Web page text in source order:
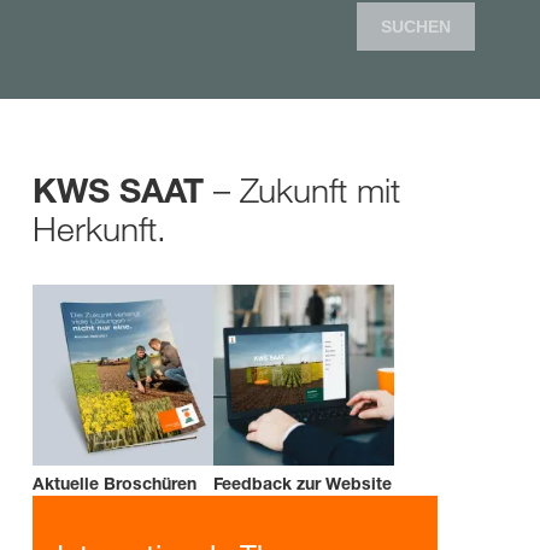
SUCHEN
KWS SAAT – Zukunft mit
Herkunft.
Aktuelle Broschüren Feedback zur Website